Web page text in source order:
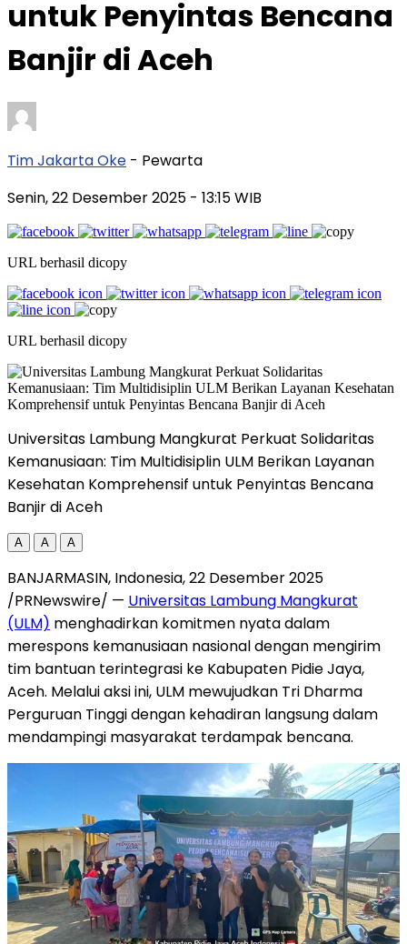
untuk Penyintas Bencana
Banjir di Aceh
Tim Jakarta Oke - Pewarta
Senin, 22 Desember 2025 - 13:15 WIB
URL berhasil dicopy
URL berhasil dicopy
Universitas Lambung Mangkurat Perkuat Solidaritas
Kemanusiaan: Tim Multidisiplin ULM Berikan Layanan
Kesehatan Komprehensif untuk Penyintas Bencana
Banjir di Aceh
A A A
BANJARMASIN, Indonesia,22 Desember 2025
/PRNewswire/ — Universitas Lambung Mangkurat
(ULM) menghadirkan komitmen nyata dalam
merespons kemanusiaan nasional dengan mengirim
tim bantuan terintegrasi ke Kabupaten Pidie Jaya,
Aceh. Melalui aksi ini, ULM mewujudkan Tri Dharma
Perguruan Tinggi dengan kehadiran langsung dalam
mendampingi masyarakat terdampak bencana.